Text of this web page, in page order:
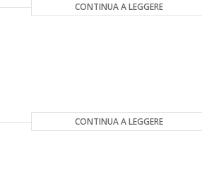
CONTINUA A LEGGERE
CONTINUA A LEGGERE